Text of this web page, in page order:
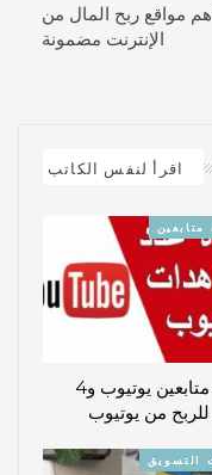
مواقع ربح المال من
الإنترنت مضمونة
اقرأ لنفس الكاتب
متابعين
شراء متابعين يوتيوب و4
من يوتيوب
التسويق